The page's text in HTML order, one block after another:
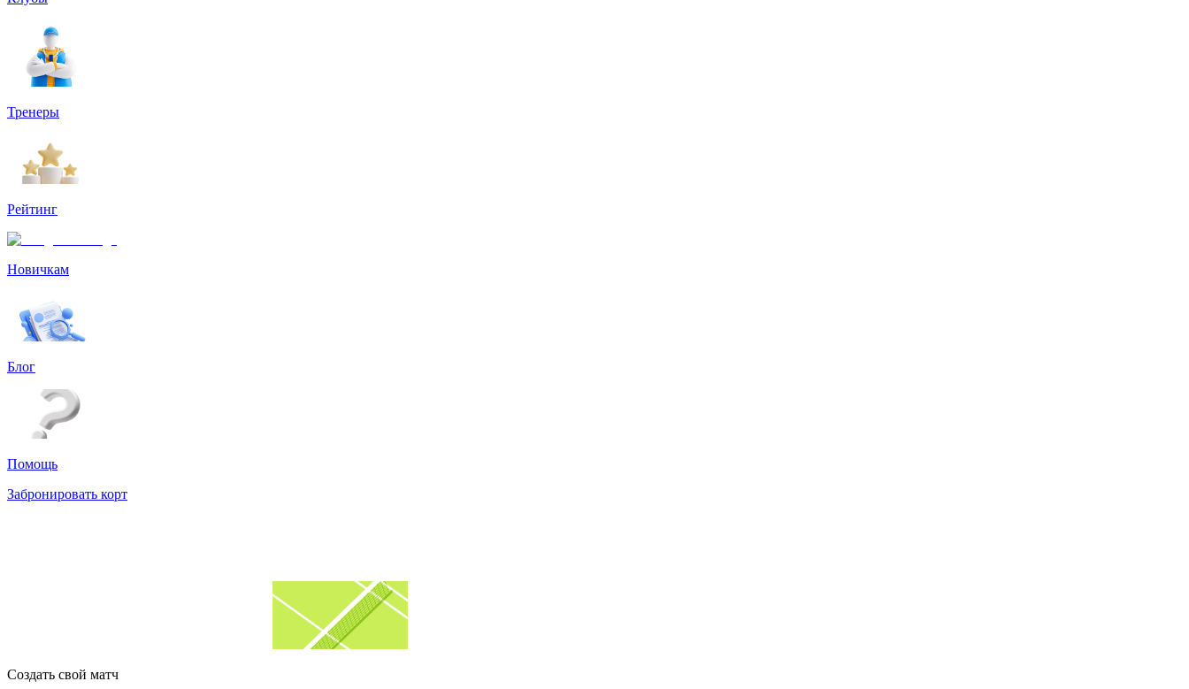
Тренеры
Рейтинг
Новичкам
Блог
Помощь
Забронировать корт
Создать свой матч